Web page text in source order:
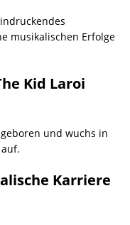
musikalischen Erfolge
Kid Laroi
und wuchs in
Karriere